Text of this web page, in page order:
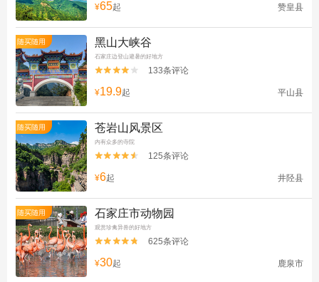
¥65起 赞皇县
随买随用 黑山大峡谷
石家庄边登山避暑的好地方

 133条评论
¥19.9起 平山县
随买随用 苍岩山风景区
内有众多的寺院

 125条评论
¥6起 井陉县
随买随用 石家庄市动物园
观赏珍禽异兽的好地方

 625条评论
¥30起 鹿泉市